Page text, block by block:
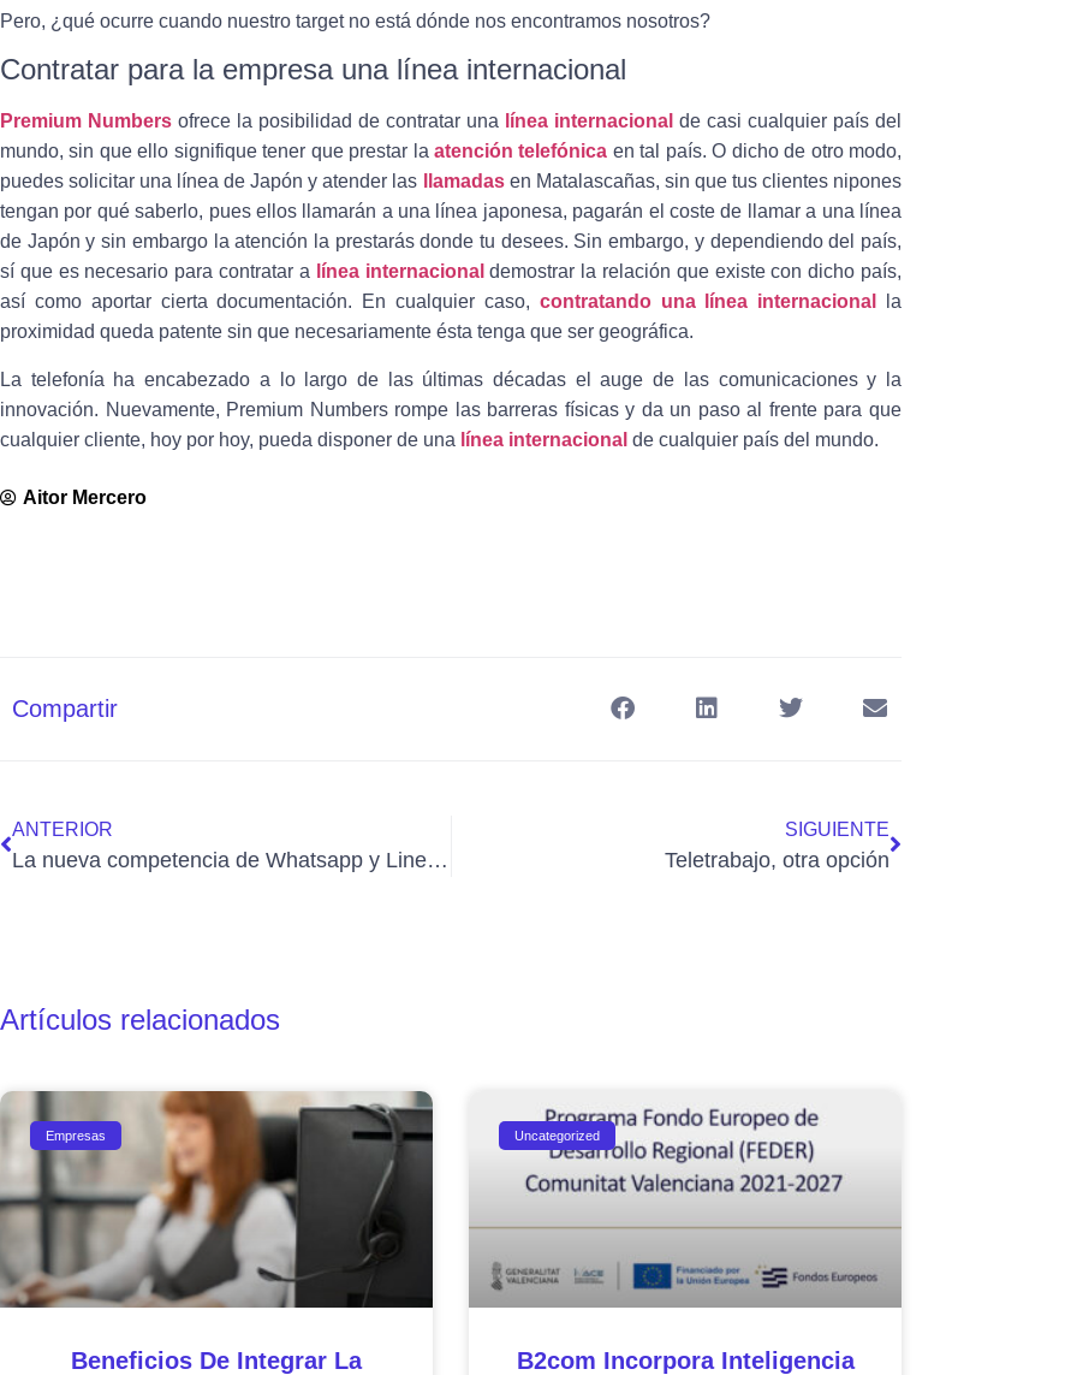
Pero, ¿qué ocurre cuando nuestro target no está dónde nos encontramos nosotros?
Contratar para la empresa una línea internacional
Premium Numbers ofrece la posibilidad de contratar una línea internacional de casi cualquier país del
mundo, sin que ello signifique tener que prestar la atención telefónica en tal país. O dicho de otro modo,
puedes solicitar una línea de Japón y atender las
llamadasen Matalascañas, sin que tus clientes nipones
tengan por qué saberlo, pues ellos llamarán a una línea japonesa, pagarán el coste de llamar a una línea
de Japón y sin embargo la atención la prestarás donde tu desees. Sin embargo, y dependiendo del país,
sí que es necesario para contratar a
línea internacional demostrar la relación que existe con dicho país,
así como aportar cierta documentación. En cualquier caso, contratando una línea internacional
la
proximidad queda patente sin que necesariamente ésta tenga que ser geográfica.
La telefonía ha encabezado a lo largo de las últimas décadas el auge de las comunicaciones y la
innovación. Nuevamente, Premium Numbers rompe las barreras físicas y da un paso al frente para que
cualquier cliente, hoy por hoy, pueda disponer de una línea internacional de cualquier país del mundo.
Aitor Mercero
Compartir
ANTERIOR
La nueva competencia de Whatsapp y Line se llama BBM
SIGUIENTE
Teletrabajo, otra opción
Artículos relacionados
Empresas
Beneficios De Integrar La
Uncategorized
B2com Incorpora Inteligencia